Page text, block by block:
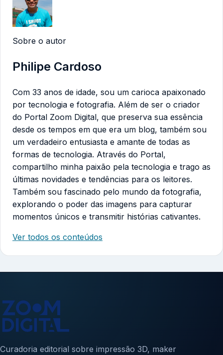
Sobre o autor
Philipe Cardoso
Com 33 anos de idade, sou um carioca apaixonado
por tecnologia e fotografia. Além de ser o criador
do Portal Zoom Digital, que preserva sua essência
desde os tempos em que era um blog, também sou
um verdadeiro entusiasta e amante de todas as
formas de tecnologia. Através do Portal,
compartilho minha paixão pela tecnologia e trago as
últimas novidades e tendências para os leitores.
Também sou fascinado pelo mundo da fotografia,
explorando o poder das imagens para capturar
momentos únicos e transmitir histórias cativantes.
Ver todos os conteúdos
Curadoria editorial sobre impressão 3D, maker